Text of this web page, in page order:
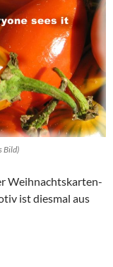
Bild)
Weihnachtskarten-
ist diesmal aus